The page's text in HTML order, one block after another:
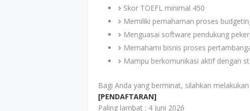
Skor TOEFL minimal 450
Memiliki pemahaman proses
Menguasai software pendukung
Memahami bisnis proses
Mampu berkomunikasi aktif dengan
Bagi Anda yang berminat, silahkan
[PENDAFTARAN]
Paling lambat : 4 Juni 2026